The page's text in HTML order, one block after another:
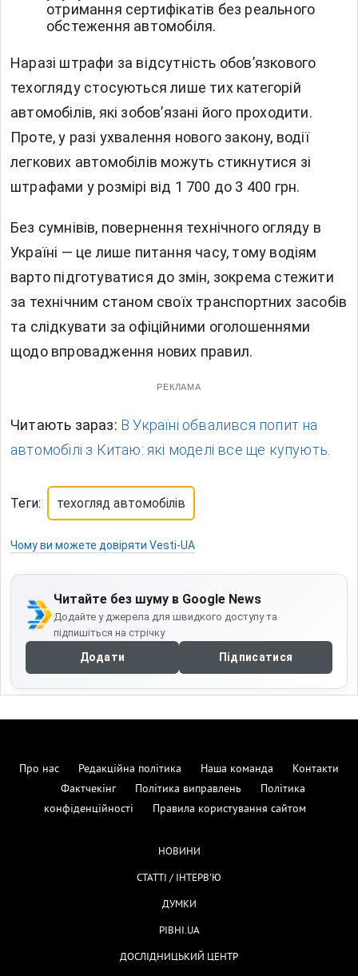
отримання сертифікатів без реального
обстеження автомобіля.
Наразі штрафи за відсутність обов’язкового
техогляду стосуються лише тих категорій
автомобілів, які зобов’язані його проходити.
Проте, у разі ухвалення нового закону, водії
легкових автомобілів можуть стикнутися зі
штрафами у розмірі від 1 700 до 3 400 грн.
Без сумнівів, повернення технічного огляду в
Україні — це лише питання часу, тому водіям
варто підготуватися до змін, зокрема стежити
за технічним станом своїх транспортних засобів
та слідкувати за офіційними оголошеннями
щодо впровадження нових правил.
РЕКЛАМА
Читають зараз: В Україні обвалився попит на
автомобілі з Китаю: які моделі все ще купують.
Теги: техогляд автомобілів
Чому ви можете довіряти Vesti-UA
Читайте без шуму в Google News
Додайте у джерела для швидкого доступу та
підпишіться на стрічку
Додати Підписатися
Про нас Редакційна політика Наша команда
Контакти
Фактчекінг
Політика виправлень
Політика
конфіденційності
Правила користування сайтом
НОВИНИ
СТАТТІ / ІНТЕРВ'Ю
ДУМКИ
РІВНІ.UA
ДОСЛІДНИЦЬКИЙ ЦЕНТР